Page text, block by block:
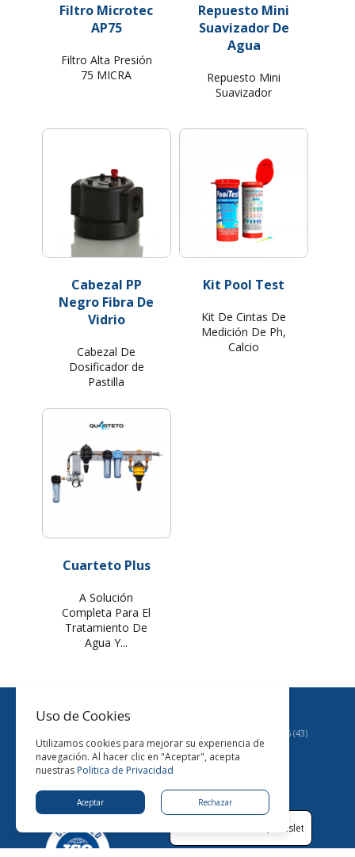
Filtro Microtec
AP75
Filtro Alta Presión
75 MICRA
Repuesto Mini
Suavizador De
Agua
Repuesto Mini
Suavizador
Cabezal PP
Negro Fibra De
Vidrio
Cabezal De
Dosificador de
Pastilla
Kit Pool Test
Kit De Cintas De
Medición De Ph,
Calcio
Cuarteto Plus
A Solución
Completa Para El
Tratamiento De
Agua Y...
Uso de Cookies
Utilizamos cookies para mejorar su experiencia de
navegación. Al hacer clic en "Aceptar", acepta
nuestras Politica de Privacidad
Aceptar Rechazar
+55 (43)
3374-5151
AM - 5:48 PM